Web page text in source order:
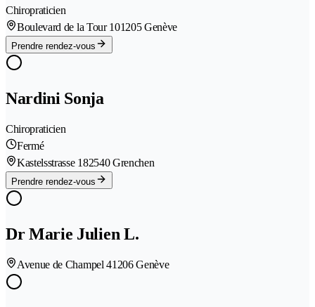
Chiropraticien
Boulevard de la Tour 101205 Genève
Prendre rendez-vous
Nardini Sonja
Chiropraticien
Fermé
Kastelsstrasse 182540 Grenchen
Prendre rendez-vous
Dr Marie Julien L.
Avenue de Champel 41206 Genève